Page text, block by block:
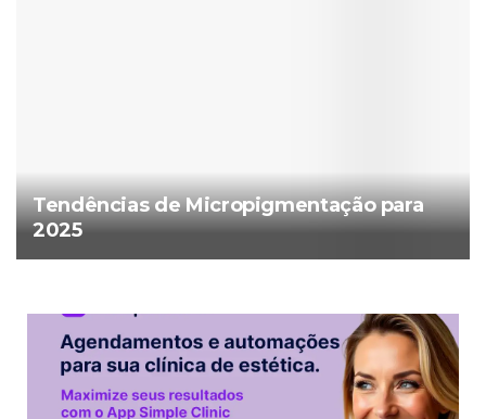
Tendências de Micropigmentação para
2025